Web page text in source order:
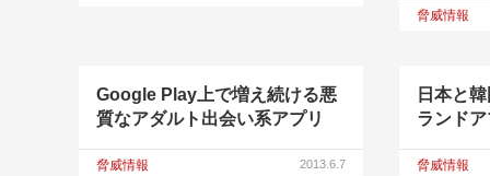
脅威情報
Google Play上で増え続ける悪
質なアダルト出会い系アプリ
脅威情報 2013.6.7
日本と
ランド
脅威情報